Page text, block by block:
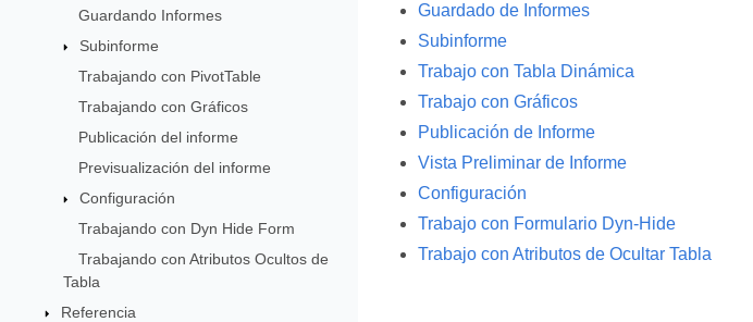
Guardando Informes
Subinforme
Trabajando con PivotTable
Trabajando con Gráficos
Publicación del informe
Previsualización del informe
Configuración
Trabajando con Dyn Hide Form
Trabajando con Atributos Ocultos de
Tabla
Referencia
Guardado de Informes
Subinforme
Trabajo con Tabla Dinámica
Trabajo con Gráficos
Publicación de Informe
Vista Preliminar de Informe
Configuración
Trabajo con Formulario Dyn-Hide
Trabajo con Atributos de Ocultar Tabla